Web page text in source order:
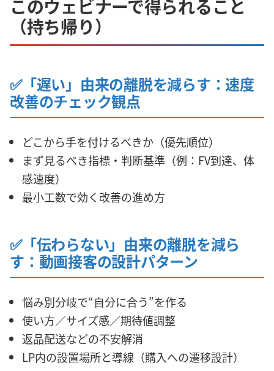
このウェビナーで得られること
（持ち帰り）
✅「遅い」由来の離脱を減らす：速度
改善のチェック観点
どこから手を付けるべきか（優先順位）
まず見るべき指標・判断基準（例：FV到達、体
感速度）
最小工数で効く改善の進め方
✅「伝わらない」由来の離脱を減ら
す：動画接客の設計パターン
悩み別分岐で“自分に合う”を作る
使い方／サイズ感／期待値調整
返品配送などの不安解消
LP内の設置場所と導線（購入への遷移設計）